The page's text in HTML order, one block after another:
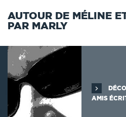
AUTOUR DE MÉLINE
PAR MARLY
AMIS